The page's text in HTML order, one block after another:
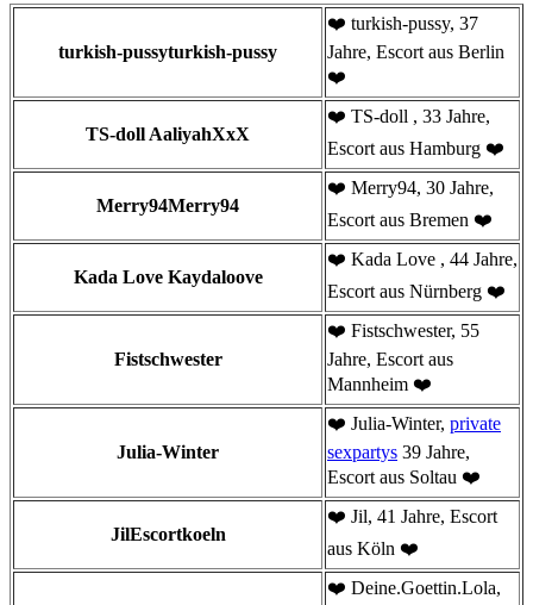
turkish-pussyturkish-pussy
❤️ turkish-pussy, 37
Jahre, Escort aus Berlin
❤️
TS-doll AaliyahXxX
❤️ TS-doll , 33 Jahre,
Escort aus Hamburg ❤️
Merry94Merry94
❤️ Merry94, 30 Jahre,
Escort aus Bremen ❤️
Kada Love Kaydaloove
❤️ Kada Love , 44 Jahre,
Escort aus Nürnberg ❤️
Fistschwester
❤️ Fistschwester, 55
Jahre, Escort aus
Mannheim ❤️
Julia-Winter
❤️ Julia-Winter, private
sexpartys 39 Jahre,
Escort aus Soltau ❤️
JilEscortkoeln
❤️ Jil, 41 Jahre, Escort
aus Köln ❤️
❤️ Deine.Goettin.Lola,